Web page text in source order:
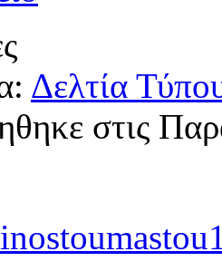
Δελτία
στις